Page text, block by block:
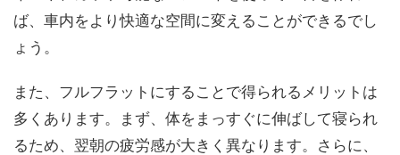
ば、車内をより快適な空間に変えることができるでし
ょう。
また、フルフラットにすることで得られるメリットは
多くあります。まず、体をまっすぐに伸ばして寝られ
るため、翌朝の疲労感が大きく異なります。さらに、